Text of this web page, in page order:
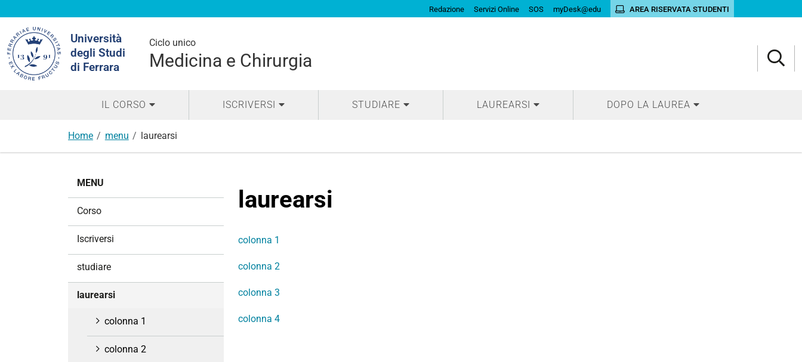
Redazione Servizi Online SOS myDesk@edu AREA RISERVATA STUDENTI
Università
degli Studi
di Ferrara
Ciclo unico
Medicina e Chirurgia
nel
sito
IL CORSO ISCRIVERSI STUDIARE LAUREARSI DOPO LA LAUREA
Home menu laurearsi
laurearsi
colonna 1
colonna 2
colonna 3
colonna 4
MENU
Corso
Iscriversi
studiare
laurearsi
colonna 1
colonna 2